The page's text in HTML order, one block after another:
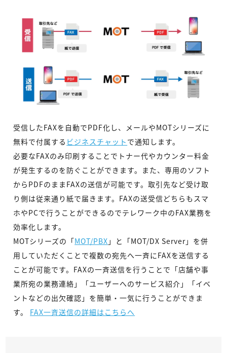
受信したFAXを自動でPDF化し、メールやMOTシリーズに
無料で付属する ビジネスチャット で通知します。
必要なFAXのみ印刷することでトナー代やカウンター料金
が発生するのを防ぐことができます。また、専用のソフト
からPDFのままFAXの送信が可能です。取引先など受け取
り側は従来通り紙で届きます。FAXの送受信どちらもスマ
ホやPCで行うことができるのでテレワーク中のFAX業務を
効率化します。
MOTシリーズの「MOT/PBX 」と「MOT/DX Server」を併
用していただくことで複数の宛先へ一斉にFAXを送信する
ことが可能です。FAXの一斉送信を行うことで「店舗や事
業所宛の業務連絡」「ユーザーへのサービス紹介」「イベ
ントなどの出欠確認」を簡単・一気に行うことができま
す。 FAX一斉送信の詳細はこちらへ